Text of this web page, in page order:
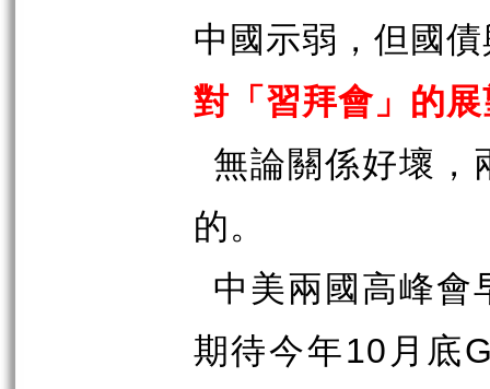
中國示弱，但國
對「習拜會」的
無論關係好壞，
的。
中美兩國高峰會
期待今年10 月底